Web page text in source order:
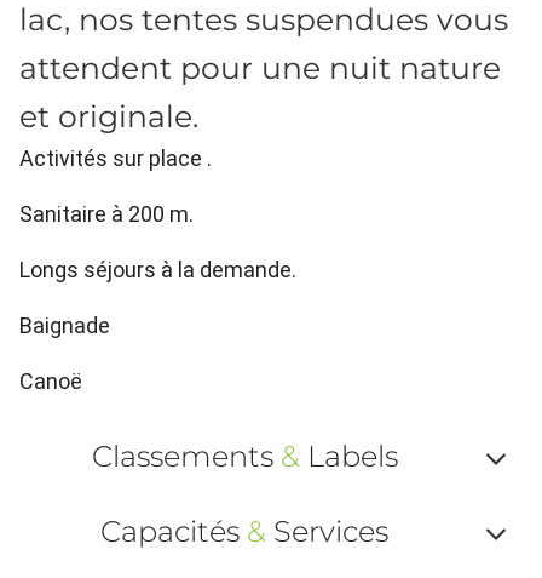
lac, nos tentes suspendues vous
attendent pour une nuit nature
et originale.
Activités sur place .
Sanitaire à 200 m.
Longs séjours à la demande.
Baignade
Canoë
Classements &Labels
ou
Capacités & Services